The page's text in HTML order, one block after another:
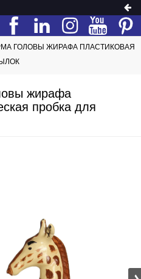
ГОЛОВЫ ЖИРАФА ПЛАСТИКОВАЯ
жирафа
пробка для